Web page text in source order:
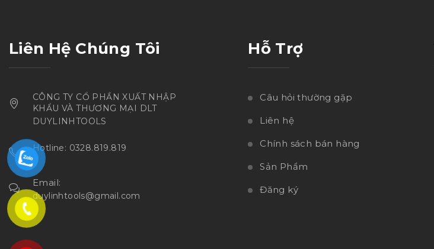
Liên Hệ Chúng Tôi
CÔNG TY CỔ PHẦN XUẤT NHẬP
KHẨU VÀ THƯƠNG MẠI DLT
DUYLINHTOOLS
Hotline: 0328.819.819
Email:
duylinhtools@gmail.com
Hỗ Trợ
Câu hỏi thường gặp
Liên hệ
Chính sách bán hàng
Sản Phẩm
Đăng ký